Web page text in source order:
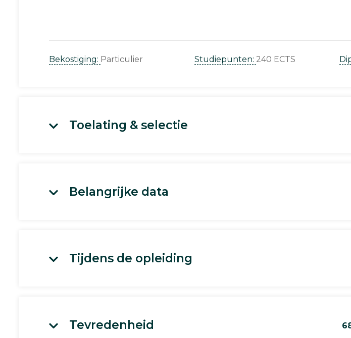
Bekostiging: Particulier Studiepunten: 240 ECTS
Toelating & selectie
Belangrijke data
Tijdens de opleiding
Tevredenheid